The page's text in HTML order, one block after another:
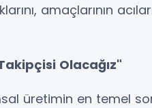
amaçlarının
Olacağız"
üretimin en temel